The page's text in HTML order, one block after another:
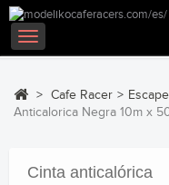
Navegación
Toggle
> Cafe Racer >
Anticalorica Negra 10m x
Cinta anticalórica